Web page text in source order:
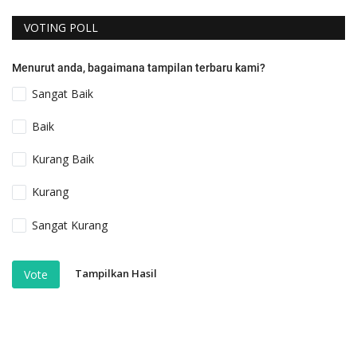
VOTING POLL
Menurut anda, bagaimana tampilan terbaru kami?
Sangat Baik
Baik
Kurang Baik
Kurang
Sangat Kurang
Vote Tampilkan Hasil